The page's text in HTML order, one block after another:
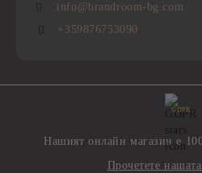
info@brandroom-bg.com
+359876753090
GDPR
Нашият онлайн магазин е
Прочетете